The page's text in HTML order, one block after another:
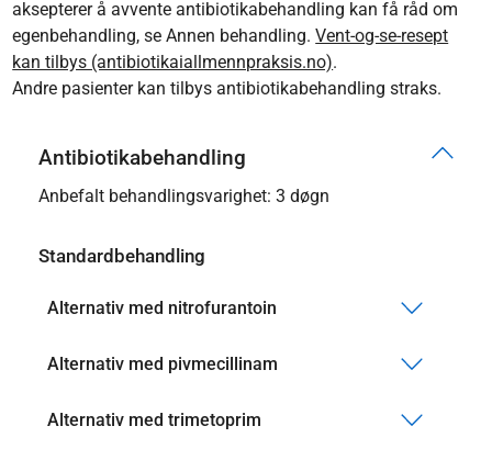
aksepterer å avvente antibiotikabehandling kan få råd om
egenbehandling, se Annen behandling.Vent-og-se-resept
kan tilbys (antibiotikaiallmennpraksis.no).
Andre pasienter kan tilbys antibiotikabehandling straks.
Antibiotikabehandling
Anbefalt behandlingsvarighet: 3 døgn
Standardbehandling
Alternativ med nitrofurantoin
Alternativ med pivmecillinam
Alternativ med trimetoprim